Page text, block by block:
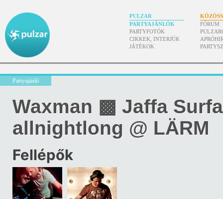
PULZAR
PARTYAJÁNLÓK
PARTYFOTÓK
CIKKEK, INTERJÚK
JÁTÉKOK
FÓRUM
Partyajánló
Waxman ▩ Jaffa
allnightlong @ LÄRM
Fellépők